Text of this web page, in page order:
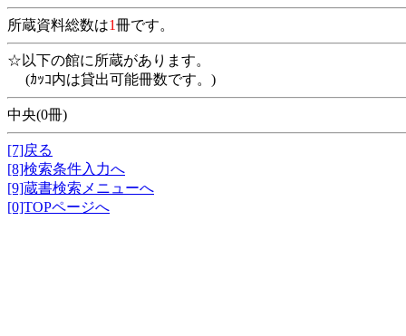
所蔵資料総数は1冊です。
☆以下の館に所蔵があります。
(ｶｯｺ内は貸出可能冊数です。)
中央(0冊)
[7]戻る
[8]検索条件入力へ
[9]蔵書検索メニューへ
[0]TOPページへ